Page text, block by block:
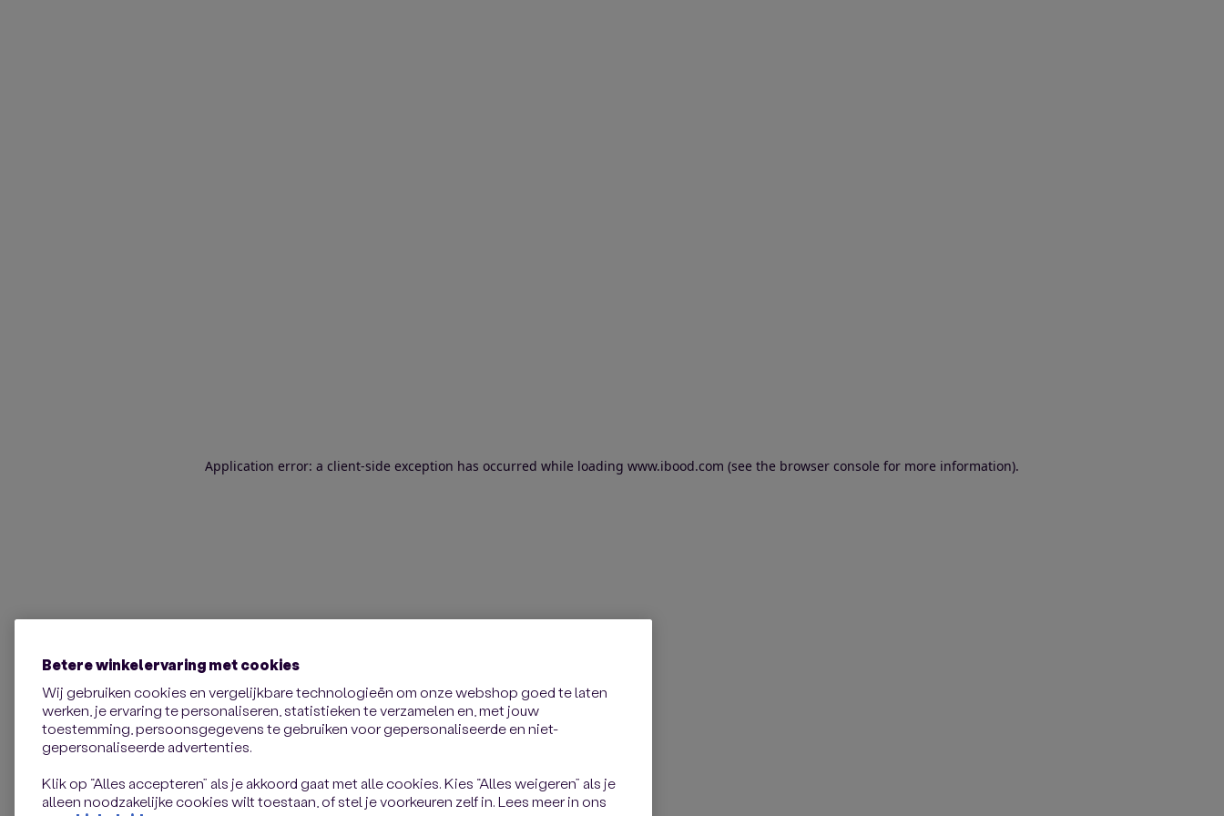
Application error: a client-side exception has occurred while loading www.ibood.com (see the browser console for more information).
Betere winkelervaring met cookies
Wij gebruiken cookies en vergelijkbare technologieën om onze webshop goed te laten
werken, je ervaring te personaliseren, statistieken te verzamelen en, met jouw
toestemming, persoonsgegevens te gebruiken voor gepersonaliseerde en niet-
gepersonaliseerde advertenties.
Klik op “Alles accepteren” als je akkoord gaat met alle cookies. Kies “Alles weigeren” als je
alleen noodzakelijke cookies wilt toestaan, of stel je voorkeuren zelf in. Lees meer in ons